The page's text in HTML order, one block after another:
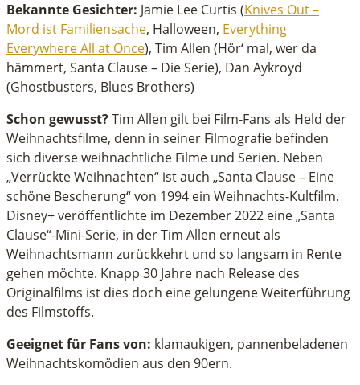
Bekannte Gesichter: Jamie Lee Curtis (Knives Out –
Mord ist Familiensache, Halloween, Everything
Everywhere All at Once), Tim Allen (Hör‘ mal, wer da
hämmert, Santa Clause – Die Serie), Dan Aykroyd
(Ghostbusters, Blues Brothers)
Schon gewusst?Tim Allen gilt bei Film-Fans als Held der
Weihnachtsfilme, denn in seiner Filmografie befinden
sich diverse weihnachtliche Filme und Serien. Neben
„Verrückte Weihnachten“ ist auch „Santa Clause – Eine
schöne Bescherung“ von 1994 ein Weihnachts-Kultfilm.
Disney+ veröffentlichte im Dezember 2022 eine „Santa
Clause“-Mini-Serie, in der Tim Allen erneut als
Weihnachtsmann zurückkehrt und so langsam in Rente
gehen möchte. Knapp 30 Jahre nach Release des
Originalfilms ist dies doch eine gelungene Weiterführung
des Filmstoffs.
Geeignet für Fans von: klamaukigen, pannenbeladenen
Weihnachtskomödien aus den 90ern.